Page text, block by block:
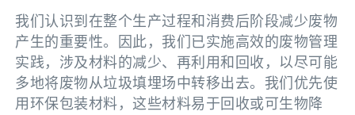
我们认识到在整个生产过程和消费后阶段减少废物
产生的重要性。因此，我们已实施高效的废物管理
实践，涉及材料的减少、再利用和回收，以尽可能
多地将废物从垃圾填埋场中转移出去。我们优先使
用环保包装材料，这些材料易于回收或可生物降